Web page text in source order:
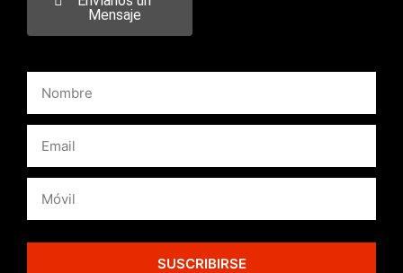
Mensaje
SUSCRIBIRSE